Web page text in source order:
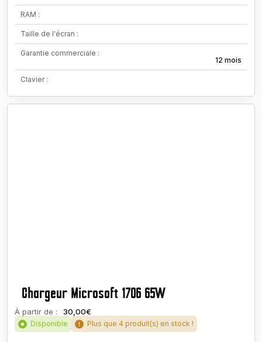
RAM :
Taille de l'écran :
Garantie commerciale :
12 mois
Clavier :
Chargeur Microsoft 1706 65W
À partir de : 30,00€
Disponible Plus que 4 produit(s) en stock !